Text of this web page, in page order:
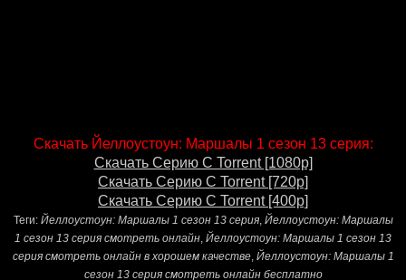
Скачать Йеллоустоун: Маршалы 1 сезон 13 серия:
Скачать Серию С Torrent [1080p]
Скачать Серию С Torrent [720p]
Скачать Серию С Torrent [400p]
Теги: Йеллоустоун: Маршалы 1 сезон 13 серия, Йеллоустоун: Маршалы
1 сезон 13 серия смотреть онлайн, Йеллоустоун: Маршалы 1 сезон 13
серия смотреть онлайн в хорошем качестве, Йеллоустоун: Маршалы 1
сезон 13 серия смотреть онлайн бесплатно